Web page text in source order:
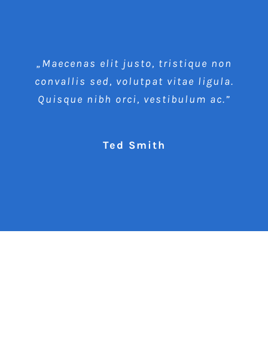
„Maecenas elit justo, tristique non
convallis sed, volutpat vitae ligula.
Quisque nibh orci, vestibulum ac.”
Ted Smith